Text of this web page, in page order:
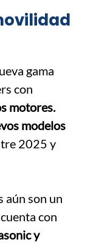
gama
con
motores.
modelos
2025 y
aún son un
con
y